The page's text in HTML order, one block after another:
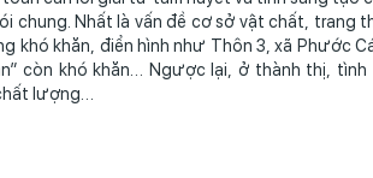
chung. Nhất là vấn đề cơ sở vật chất, trang
khó khăn, điển hình như Thôn 3, xã Phước
còn khó khăn… Ngược lại, ở thành thị,
lượng…